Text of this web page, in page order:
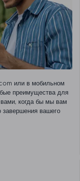
или в мобильном
преимущества для
когда бы мы вам
завершения вашего